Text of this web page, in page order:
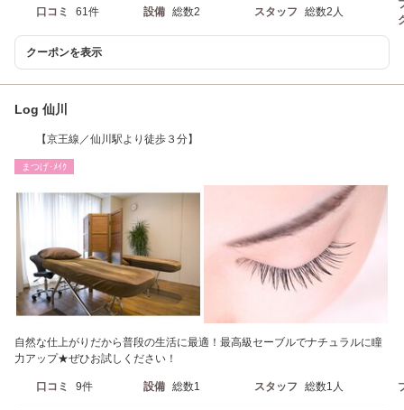
口コミ 61件 設備 総数2 スタッフ 総数2人
クーポンを表示
Log 仙川
【京王線／仙川駅より徒歩３分】
まつげ･ﾒｲｸ
自然な仕上がりだから普段の生活に最適！最高級セーブルでナチュラルに瞳
力アップ★ぜひお試しください！
口コミ 9件 設備 総数1 スタッフ 総数1人